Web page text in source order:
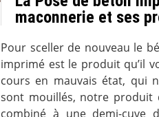
maconnerie et ses
Pour sceller de nouveau le
imprimé est le produit qu’il
cours en mauvais état, qui
sont mouillés, notre produit
combiné à une demi-cuve